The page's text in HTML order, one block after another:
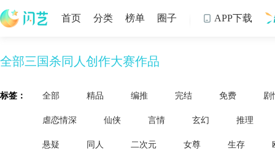
首页 分类 榜单 圈子  APP下载
全部三国杀同人创作大赛作品
标签： 全部 精品 编推 完结 免费 剧
虐恋情深 仙侠 言情 玄幻 推理
悬疑 同人 二次元 女尊 生存